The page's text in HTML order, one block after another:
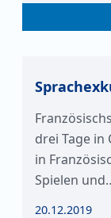
drei Tage in
in
Spielen
20.12.2019